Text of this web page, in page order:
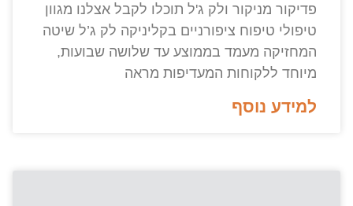
פדיקור מניקור ולק ג'ל תוכלו לקבל אצלנו מגוון
טיפולי טיפוח ציפורניים בקליניקה לק ג’ל שיטה
המחזיקה מעמד בממוצע עד שלושה שבועות,
מיוחד ללקוחות המעדיפות מראה
למידע נוסף